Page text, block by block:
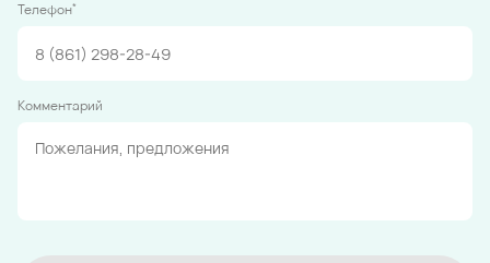
Телефон*
Комментарий